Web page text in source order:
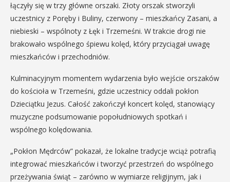
łączyły się w trzy główne orszaki. Złoty orszak stworzyli
uczestnicy z Poręby i Buliny, czerwony – mieszkańcy Zasani, a
niebieski – wspólnoty z Łęk i Trzemeśni. W trakcie drogi nie
brakowało wspólnego śpiewu kolęd, który przyciągał uwagę
mieszkańców i przechodniów.
Kulminacyjnym momentem wydarzenia było wejście orszaków
do kościoła w Trzemeśni, gdzie uczestnicy oddali pokłon
Dzieciątku Jezus. Całość zakończył koncert kolęd, stanowiący
muzyczne podsumowanie popołudniowych spotkań i
wspólnego kolędowania.
„Pokłon Mędrców” pokazał, że lokalne tradycje wciąż potrafią
integrować mieszkańców i tworzyć przestrzeń do wspólnego
przeżywania świąt – zarówno w wymiarze religijnym, jak i